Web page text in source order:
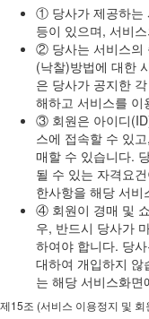
① 당사가 제공하는
등이 있으며, 서비
② 당사는 서비스의
(낙찰)방법에 대한
은 당사가 공지한
해하고 서비스를 이
③ 회원은 아이디
스에 접속할 수 있
매할 수 있습니다.
될 수 있는 자격요
한사항을 해당 서
④ 회원이 경매 및
우, 반드시 당사가
하여야 합니다. 당
대하여 개입하지 않
는 해당 서비스화
제15조 (서비스 이용정지 및 회